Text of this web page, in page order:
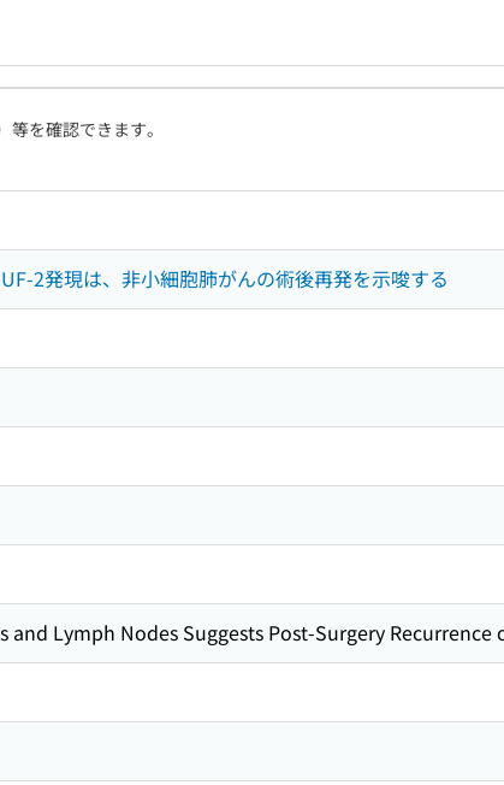
を確認できます。
2発現は、非小細胞肺がんの術後再発を示唆する
and Lymph Nodes Suggests Post-Surgery